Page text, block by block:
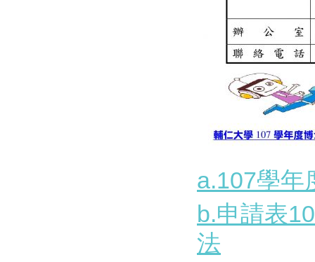
a.107學年
b.申請表
法